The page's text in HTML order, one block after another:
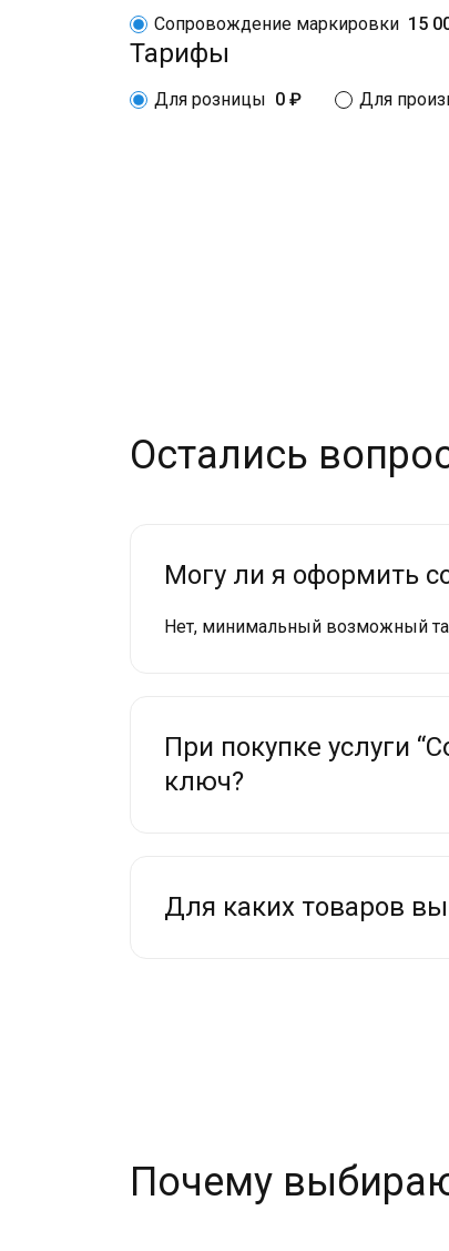
Сопровождение маркировки 15
Тарифы
Для розницы 0 ₽ Для
Остались
Могу ли я оформить
Нет, минимальный возможный
При покупке услуги
ключ?
Для каких товаров
Почему